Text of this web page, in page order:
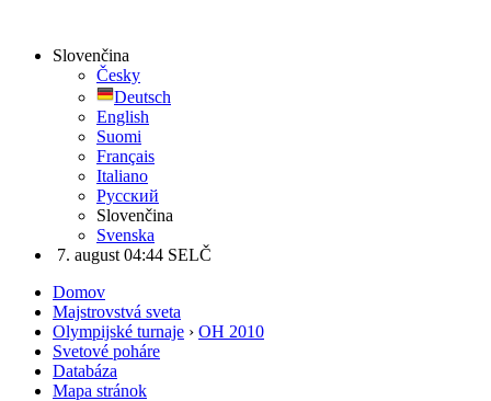
Slovenčina
Česky
Deutsch
English
Suomi
Français
Italiano
Русский
Slovenčina
Svenska
7. august 04:44 SELČ
Domov
Majstrovstvá sveta
Olympijské turnaje › OH 2010
Svetové poháre
Databáza
Mapa stránok